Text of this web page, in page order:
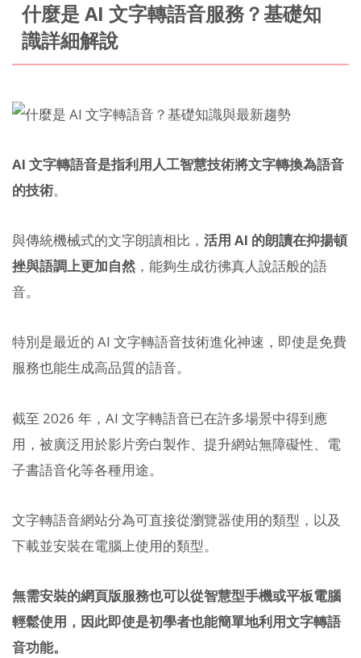
什麼是 AI 文字轉語音服務？基礎知
識詳細解說
AI 文字轉語音是指利用人工智慧技術將文字轉換為語音
的技術。
與傳統機械式的文字朗讀相比， 活用 AI 的朗讀在抑揚頓
挫與語調上更加自然 ，能夠生成彷彿真人說話般的語
音。
特別是最近的 AI 文字轉語音技術進化神速，即使是免費
服務也能生成高品質的語音。
截至 2026 年，AI 文字轉語音已在許多場景中得到應
用，被廣泛用於影片旁白製作、提升網站無障礙性、電
子書語音化等各種用途。
文字轉語音網站分為可直接從瀏覽器使用的類型，以及
下載並安裝在電腦上使用的類型。
無需安裝的網頁版服務也可以從智慧型手機或平板電腦
輕鬆使用，因此即使是初學者也能簡單地利用文字轉語
音功能。